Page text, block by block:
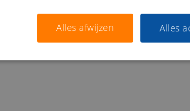
Alles
Alles afwijzen